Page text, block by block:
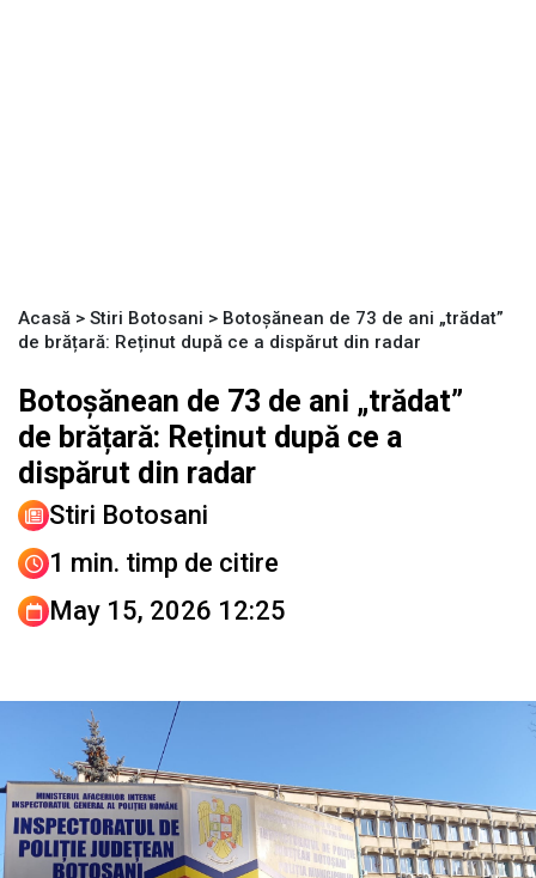
Acasă > Stiri Botosani > Botoșănean de 73 de ani „trădat”
de brățară: Reținut după ce a dispărut din radar
Botoșănean de 73 de ani „trădat”
de brățară: Reținut după ce a
dispărut din radar
Stiri Botosani
1 min. timp de citire
May 15, 2026 12:25